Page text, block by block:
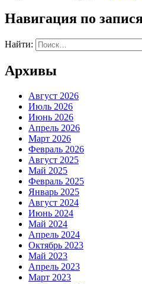
Навигация по
Найти:
Архивы
Август 2026
Июль 2026
Июнь 2026
Апрель 2026
Март 2026
Февраль 2026
Август 2025
Май 2025
Февраль 2025
Январь 2025
Август 2024
Июнь 2024
Май 2024
Апрель 2024
Октябрь 2023
Май 2023
Апрель 2023
Март 2023